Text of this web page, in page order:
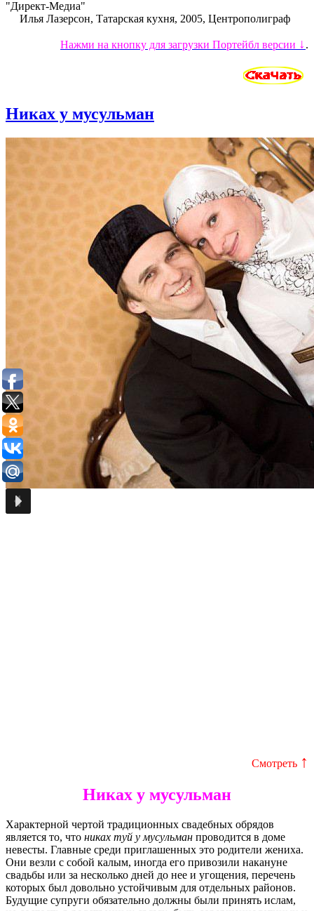
"Директ-Медиа"
Илья Лазерсон, Татарская кухня, 2005, Центрополиграф
Нажми на кнопку для загрузки Портейбл версии ↓ .
Никах у мусульман
Смотреть ↑
Никах у мусульман
Характерной чертой традиционных свадебных обрядов
является то, что никах туй у мусульман проводится в доме
невесты. Главные среди приглашенных это родители жениха.
Они везли с собой калым, иногда его привозили накануне
свадьбы или за несколько дней до нее и угощения, перечень
которых был довольно устойчивым для отдельных районов.
Будущие супруги обязательно должны были принять ислам,